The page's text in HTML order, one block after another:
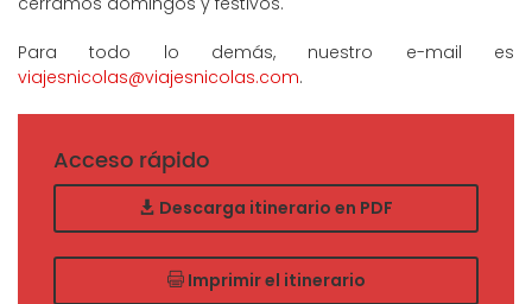
Para todo lo demás, nuestro e-mail es
viajesnicolas@viajesnicolas.com.
Acceso rápido
Descarga itinerario en PDF
Imprimir el itinerario